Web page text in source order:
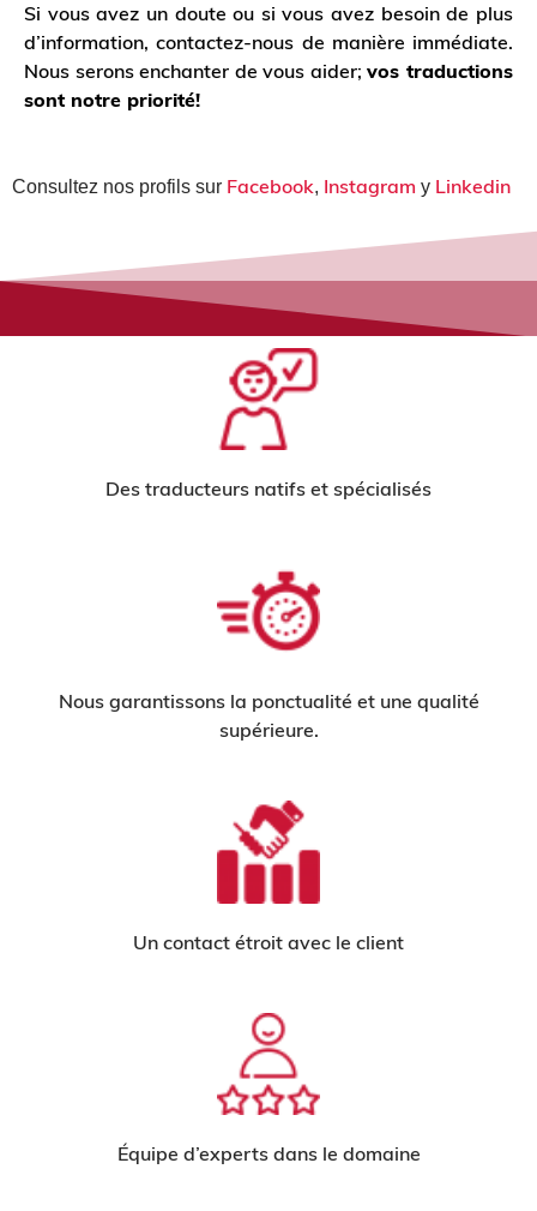
Si vous avez un doute ou si vous avez besoin de plus
d’information, contactez-nous de manière immédiate.
Nous serons enchanter de vous aider;vos traductions
sont notre priorité!
Consultez nos profils sur Facebook, Instagram y Linkedin
Des traducteurs natifs et spécialisés
Nous garantissons la ponctualité et une qualité
supérieure.
Un contact étroit avec le client
Équipe d’experts dans le domaine